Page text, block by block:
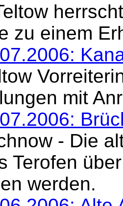
zu einem
mit
- Die
Terofen
werden.